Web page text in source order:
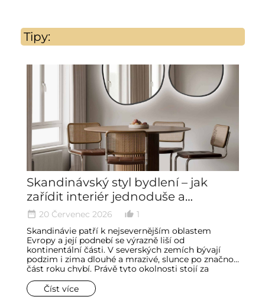
Tipy:
Skandinávský styl bydlení – jak
zařídit interiér jednoduše a
minimalisticky
date_range 20 Červenec 2026 thumb_up_alt 1
Skandinávie patří k nejsevernějším oblastem
Evropy a její podnebí se výrazně liší od
kontinentální části. V severských zemích bývají
podzim i zima dlouhé a mrazivé, slunce po značnou
část roku chybí. Právě tyto okolnosti stojí za
zrodem celého stylu bydlení. Mnoho interiérových
trendů vychází ze způsobu života, okolní přírody
nebo potřeb spojených s klimatem, ale ve
Číst více